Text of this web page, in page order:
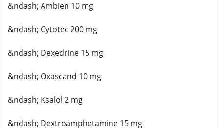
&ndash; Ambien 10 mg
&ndash; Cytotec 200 mg
&ndash; Dexedrine 15 mg
&ndash; Oxascand 10 mg
&ndash; Ksalol 2 mg
&ndash; Dextroamphetamine 15 mg